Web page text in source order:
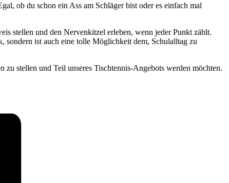
ob du schon ein Ass am Schläger bist oder es einfach mal
stellen und den Nervenkitzel erleben, wenn jeder Punkt zählt.
sondern ist auch eine tolle Möglichkeit dem, Schulalltag zu
stellen und Teil unseres Tischtennis-Angebots werden möchten.